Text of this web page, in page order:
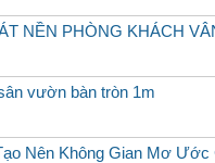
NỀN PHÒNG KHÁCH
vườn bàn tròn 1m
Nên Không Gian Mơ Ước